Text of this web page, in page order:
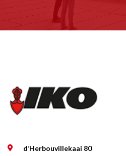
d’Herbouvillekaai 80